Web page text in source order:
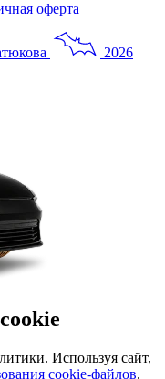
оферта
2026
Используя сайт,
cookie-файлов.